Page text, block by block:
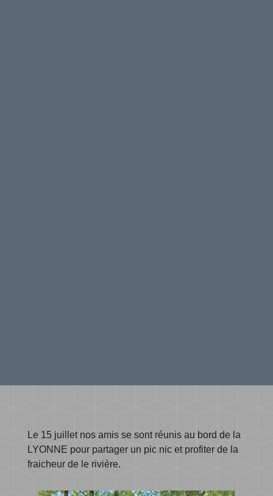
Le 15 juillet nos amis se sont réunis au bord de la
LYONNE pour partager un pic nic et profiter de la
fraicheur de le rivière.